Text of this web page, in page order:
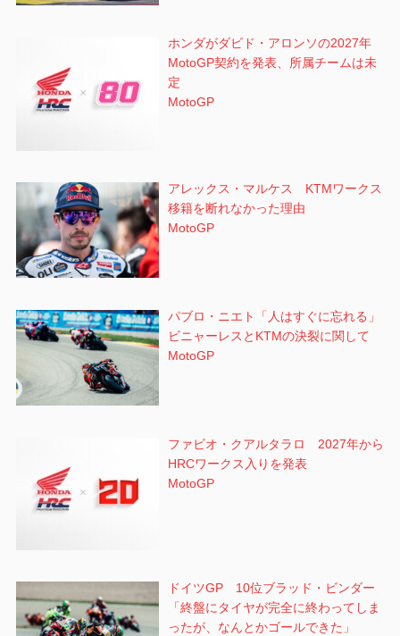
ホンダがダビド・アロンソの2027年
MotoGP契約を発表、所属チームは未
定
MotoGP
アレックス・マルケス KTMワークス
移籍を断れなかった理由
MotoGP
パブロ・ニエト「人はすぐに忘れる」
ビニャーレスとKTMの決裂に関して
MotoGP
ファビオ・クアルタラロ 2027年から
HRCワークス入りを発表
MotoGP
ドイツGP 10位ブラッド・ビンダー
「終盤にタイヤが完全に終わってしま
ったが、なんとかゴールできた」